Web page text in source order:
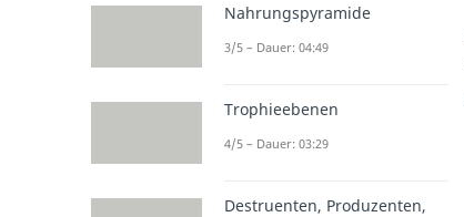
Nahrungspyramide
3/5 – Dauer: 04:49
Trophieebenen
4/5 – Dauer: 03:29
Destruenten, Produzenten,